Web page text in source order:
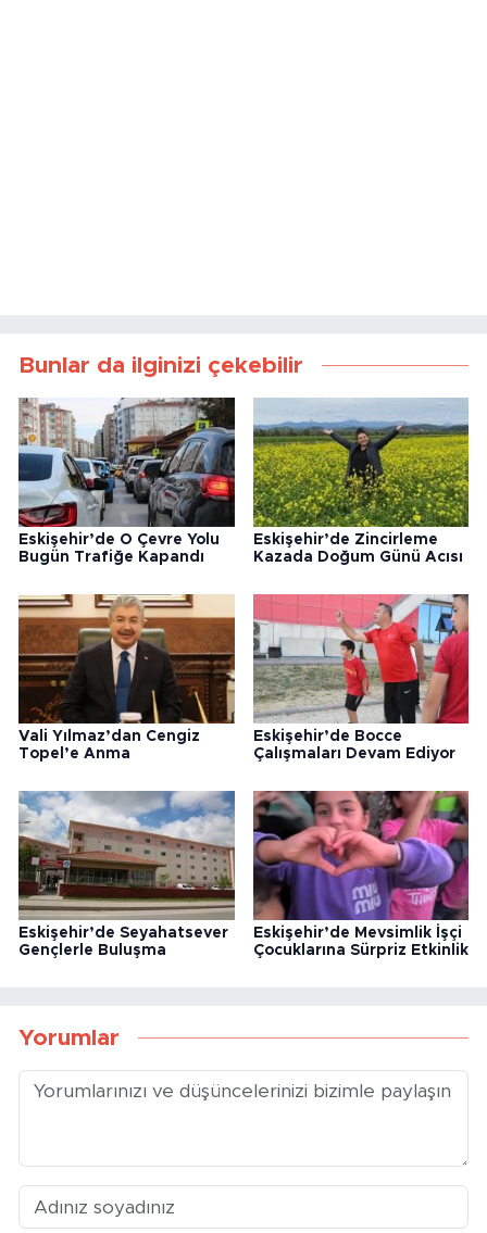
Bunlar da ilginizi çekebilir
Eskişehir’de O Çevre Yolu
Bugün Trafiğe Kapandı
Eskişehir’de Zincirleme
Kazada Doğum Günü Acısı
Vali Yılmaz’dan Cengiz
Topel’e Anma
Eskişehir’de Bocce
Çalışmaları Devam Ediyor
Eskişehir’de Seyahatsever
Gençlerle Buluşma
Eskişehir’de Mevsimlik İşçi
Çocuklarına Sürpriz Etkinlik
Yorumlar